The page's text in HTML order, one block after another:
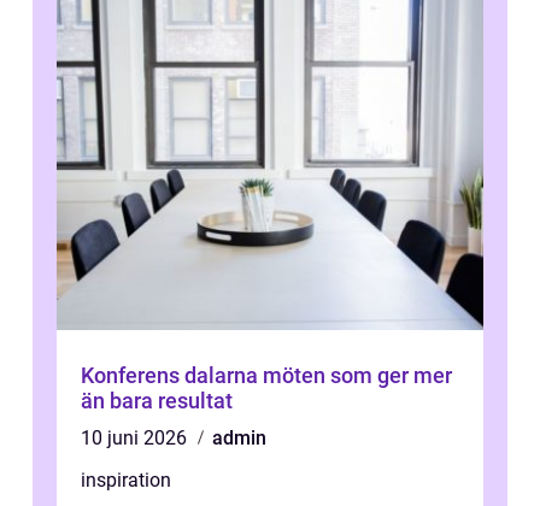
Konferens dalarna möten som ger mer
än bara resultat
10 juni 2026
admin
inspiration